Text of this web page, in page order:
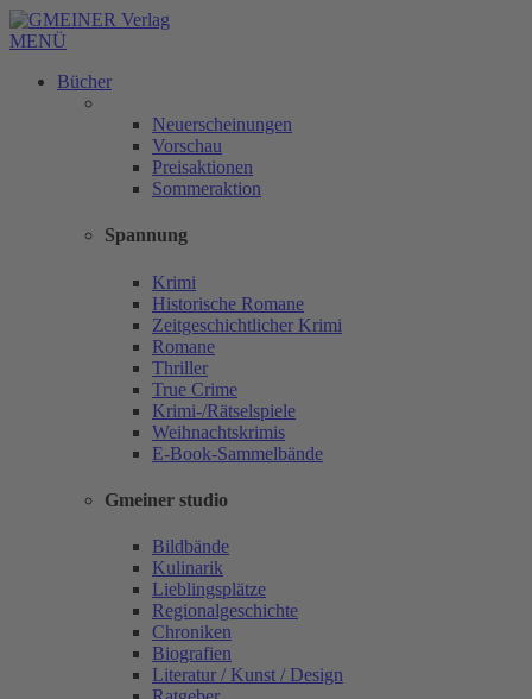
MENÜ
Bücher
Neuerscheinungen
Vorschau
Preisaktionen
Sommeraktion
Spannung
Krimi
Historische Romane
Zeitgeschichtlicher Krimi
Romane
Thriller
True Crime
Krimi-/Rätselspiele
Weihnachtskrimis
E-Book-Sammelbände
Gmeiner studio
Bildbände
Kulinarik
Lieblingsplätze
Regionalgeschichte
Chroniken
Biografien
Literatur / Kunst / Design